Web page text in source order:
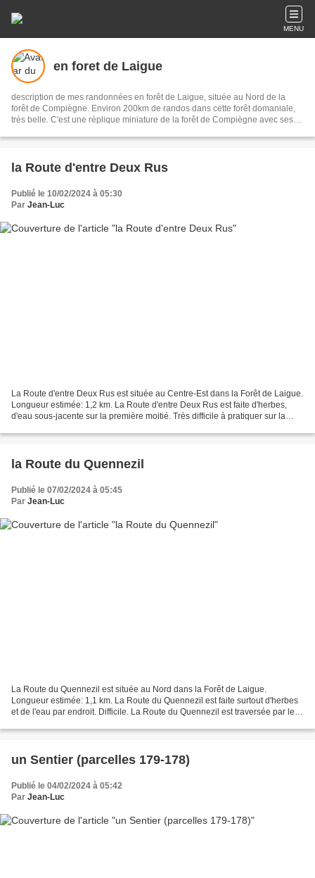
MENU
en foret de Laigue
description de mes randonnées en forêt de Laigue, située au Nord de la
forêt de Compiègne. Environ 200km de randos dans cette forêt domaniale,
très belle. C'est une réplique miniature de la forêt de Compiègne avec ses
illustrée avec environ 10000 photos et les parcours de mes randonnées.
la Route d'entre Deux Rus
Publié le 10/02/2024 à 05:30
Par Jean-Luc
La Route d'entre Deux Rus est située au Centre-Est dans la Forêt de Laigue.
Longueur estimée: 1,2 km. La Route d'entre Deux Rus est faite d'herbes,
d'eau sous-jacente sur la première moitié. Très difficile à pratiquer sur la
la Route du Quennezil
Publié le 07/02/2024 à 05:45
Par Jean-Luc
La Route du Quennezil est située au Nord dans la Forêt de Laigue.
Longueur estimée: 1,1 km. La Route du Quennezil est faite surtout d'herbes
et de l'eau par endroit. Difficile. La Route du Quennezil est traversée par le
un Sentier (parcelles 179-178)
Publié le 04/02/2024 à 05:42
Par Jean-Luc